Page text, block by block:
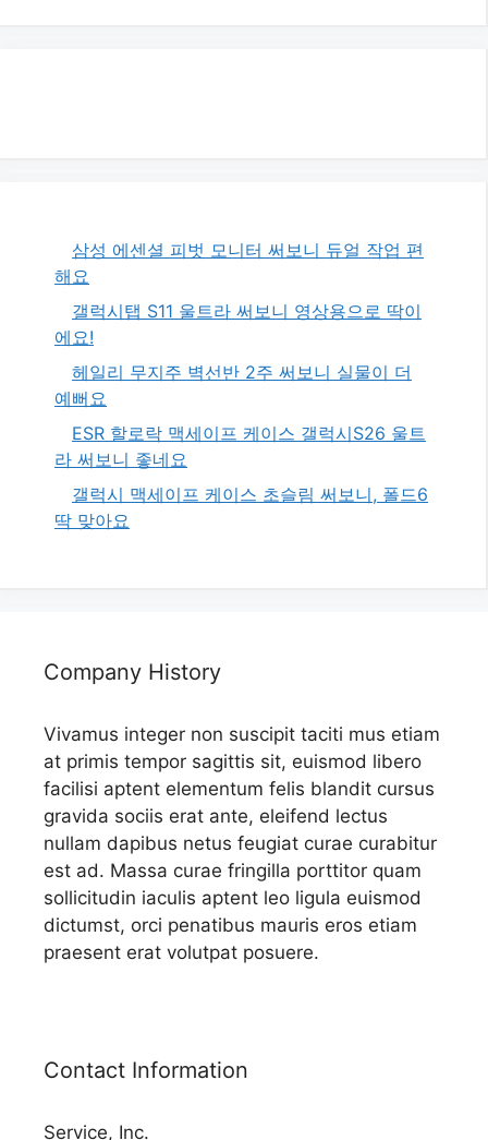
삼성 에센셜 피벗 모니터 써보니 듀얼 작업 편
해요
갤럭시탭 S11 울트라 써보니 영상용으로 딱이
에요!
헤일리 무지주 벽선반 2주 써보니 실물이 더
예뻐요
ESR 할로락 맥세이프 케이스 갤럭시S26 울트
라 써보니 좋네요
갤럭시 맥세이프 케이스 초슬림 써보니, 폴드6
딱 맞아요
Company History
Vivamus integer non suscipit taciti mus etiam
at primis tempor sagittis sit, euismod libero
facilisi aptent elementum felis blandit cursus
gravida sociis erat ante, eleifend lectus
nullam dapibus netus feugiat curae curabitur
est ad. Massa curae fringilla porttitor quam
sollicitudin iaculis aptent leo ligula euismod
dictumst, orci penatibus mauris eros etiam
praesent erat volutpat posuere.
Contact Information
Service, Inc.